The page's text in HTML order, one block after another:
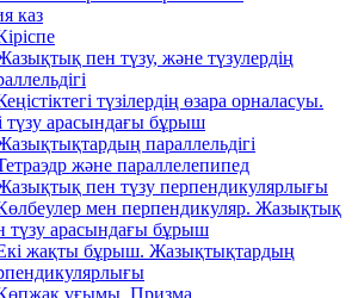
каз
пен түзу, және түзулердің
түзілердің өзара орналасуы.
түзу арасындағы бұрыш
параллельдігі
және параллелепипед
пен түзу перпендикулярлығы
мен перпендикуляр. Жазықтық
түзу арасындағы бұрыш
жақты бұрыш. Жазықтықтардың
ұғымы. Призма